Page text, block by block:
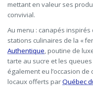
mettant en valeur ses
convivial.
Au menu : canapés inspirés
stations culinaires de la «
Authentique, poutine de
tarte au sucre et les queues
également eu l’occasion
locaux offerts parQuébec